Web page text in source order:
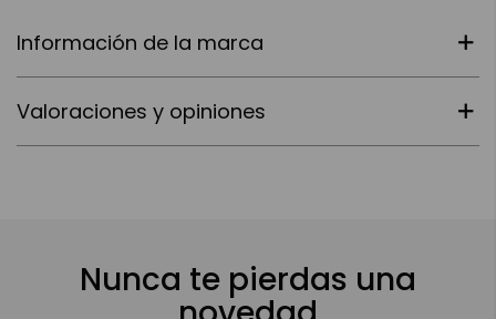
Información de la marca
Valoraciones y opiniones
Nunca te pierdas una